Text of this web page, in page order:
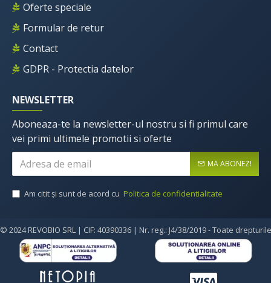
Oferte speciale
Formular de retur
Contact
GDPR - Protectia datelor
NEWSLETTER
Aboneaza-te la newsletter-ul nostru si fi primul care
vei primi ultimele promotii si oferte
MA ABONEZ!
Am citit şi sunt de acord cu Politica de confidentialitate
© 2024 REVOBIO SRL | CIF: 40390336 | Nr. reg.: J4/38/2019 - Toate